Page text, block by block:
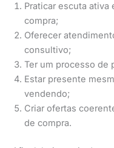
Praticar escuta
compra;
Oferecer
consultivo;
Ter um processo de
Estar presente
vendendo;
Criar ofertas
de compra.